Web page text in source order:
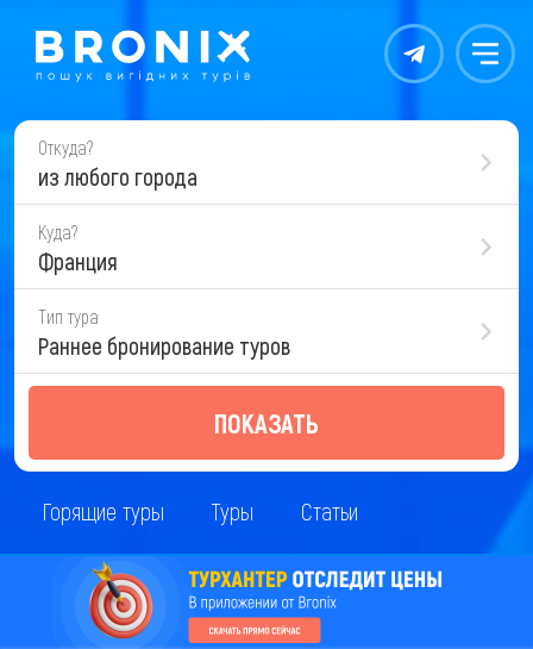
Контакты Меню
Откуда?
из любого города
Куда?
Франция
Тип тура
Раннее бронирование туров
ПОКАЗАТЬ
Горящие туры Туры Статьи